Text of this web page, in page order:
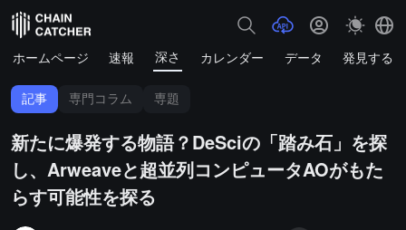
ホームページ 速報 深さ カレンダー データ 発見する
記事 専門コラム 専題
新たに爆発する物語？DeSciの「踏み石」を探
し、Arweaveと超並列コンピュータAOがもた
らす可能性を探る